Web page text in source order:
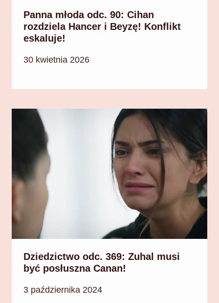
Panna młoda odc. 90: Cihan
rozdziela Hancer i Beyzę! Konflikt
eskaluje!
30 kwietnia 2026
Dziedzictwo odc. 369: Zuhal musi
być posłuszna Canan!
3 października 2024